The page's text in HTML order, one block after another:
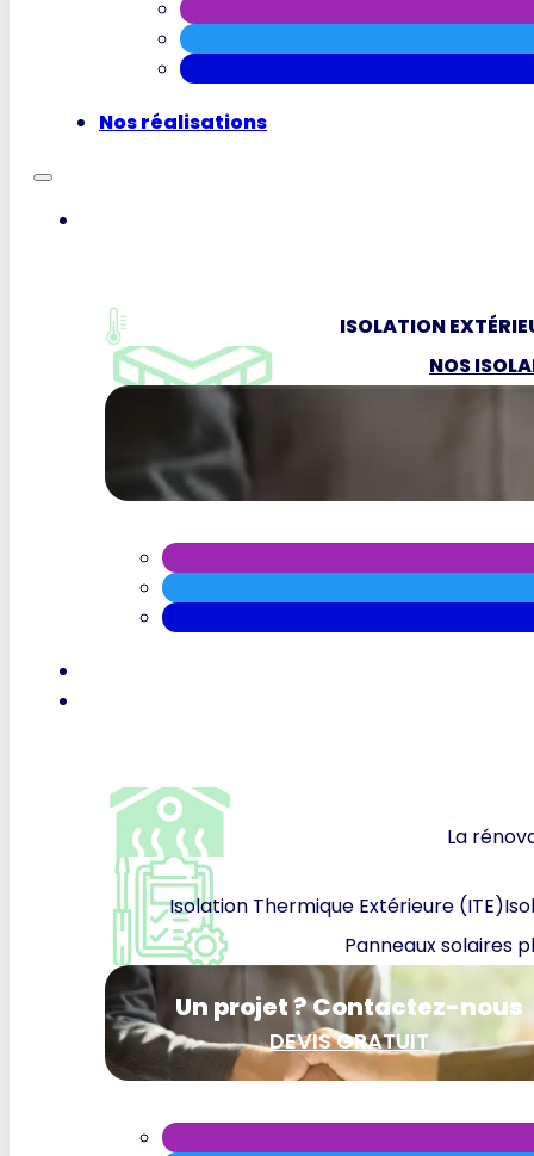
Nos réalisations
ISOLATION
NOS
La
Isolation Thermique Extérieure (ITE)
Panneaux solaires
Un projet ? Contactez-nous
DEVIS GRATUIT